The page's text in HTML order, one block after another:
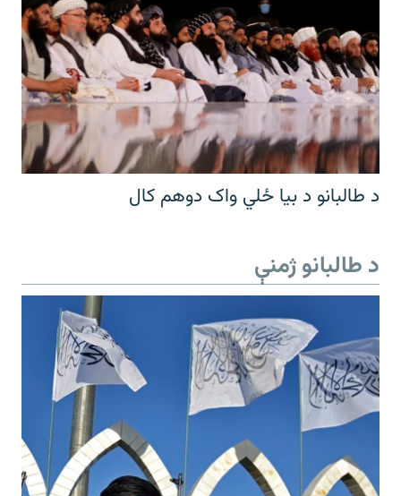
د طالبانو د بیا ځلي واک دوهم کال
د طالبانو ژمنې